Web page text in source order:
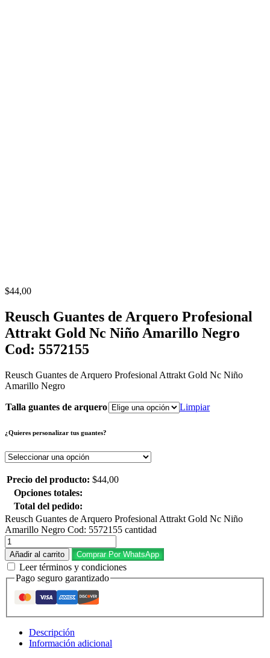
$44,00
Reusch Guantes de Arquero Profesional
Attrakt Gold Nc Niño Amarillo Negro
Cod: 5572155
Reusch Guantes de Arquero Profesional Attrakt Gold Nc Niño
Amarillo Negro
Talla guantes de arquero Limpiar
¿Quieres personalizar tus guantes?
Precio del producto: $44,00
Opciones totales:
Total del pedido:
Reusch Guantes de Arquero Profesional Attrakt Gold Nc Niño
Amarillo Negro Cod: 5572155 cantidad
Añadir al carrito Comprar Por WhatsApp
Leer términos y condiciones
Pago seguro garantizado
Descripción
Información adicional